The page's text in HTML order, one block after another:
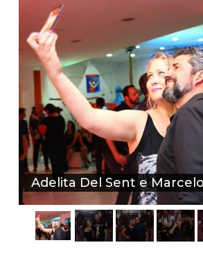
Adelita Del Sent e